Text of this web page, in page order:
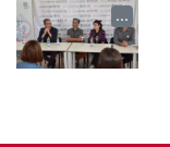
...